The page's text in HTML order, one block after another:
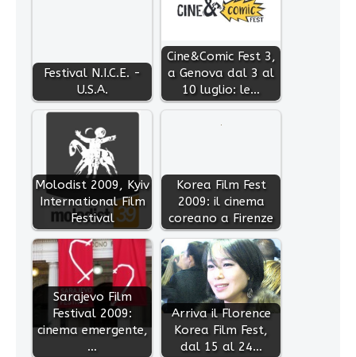
Festival N.I.C.E. -
U.S.A.
Cine&Comic Fest 3,
a Genova dal 3 al
10 luglio: le…
Molodist 2009, Kyiv
International Film
Festival
Korea Film Fest
2009: il cinema
coreano a Firenze
Sarajevo Film
Festival 2009:
cinema emergente,
…
Arriva il Florence
Korea Film Fest,
dal 15 al 24…